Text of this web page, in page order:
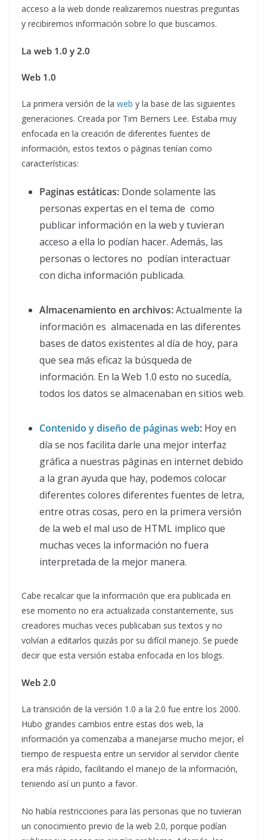
acceso a la web donde realizaremos nuestras preguntas
y recibiremos información sobre lo que buscamos.
La web 1.0 y 2.0
Web 1.0
La primera versión de la web y la base de las siguientes
generaciones. Creada por Tim Berners Lee. Estaba muy
enfocada en la creación de diferentes fuentes de
información, estos textos o páginas tenían como
características:
Paginas estáticas: Donde solamente las
personas expertas en el tema de como
publicar información en la web y tuvieran
acceso a ella lo podían hacer. Además, las
personas o lectores no podían interactuar
con dicha información publicada.
Almacenamiento en archivos:Actualmente la
información es almacenada en las diferentes
bases de datos existentes al día de hoy, para
que sea más eficaz la búsqueda de
información. En la Web 1.0 esto no sucedía,
todos los datos se almacenaban en sitios web.
Contenido y diseño de páginas web: Hoy en
día se nos facilita darle una mejor interfaz
gráfica a nuestras páginas en internet debido
a la gran ayuda que hay, podemos colocar
diferentes colores diferentes fuentes de letra,
entre otras cosas, pero en la primera versión
de la web el mal uso de HTML implico que
muchas veces la información no fuera
interpretada de la mejor manera.
Cabe recalcar que la información que era publicada en
ese momento no era actualizada constantemente, sus
creadores muchas veces publicaban sus textos y no
volvían a editarlos quizás por su difícil manejo. Se puede
decir que esta versión estaba enfocada en los blogs.
Web 2.0
La transición de la versión 1.0 a la 2.0 fue entre los 2000.
Hubo grandes cambios entre estas dos web, la
información ya comenzaba a manejarse mucho mejor, el
tiempo de respuesta entre un servidor al servidor cliente
era más rápido, facilitando el manejo de la información,
teniendo así un punto a favor.
No había restricciones para las personas que no tuvieran
un conocimiento previo de la web 2.0, porque podían